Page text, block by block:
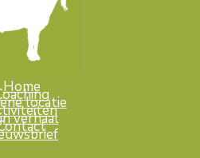
Home
locatie
verhaal